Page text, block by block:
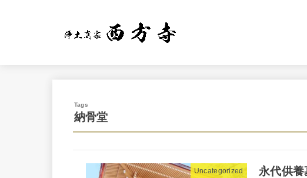
納骨堂
Uncategorized 永代供